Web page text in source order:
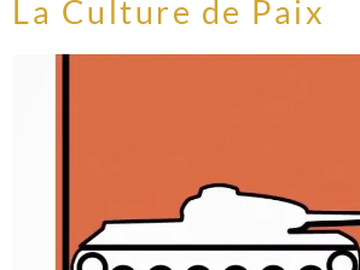
La Culture de Paix